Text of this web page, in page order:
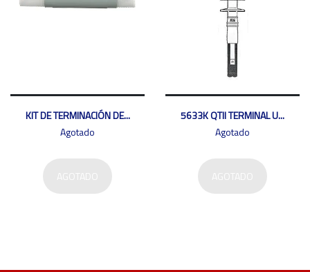
KIT DE TERMINACIÓN DE...
Agotado
5633K QTII TERMINAL U...
Agotado